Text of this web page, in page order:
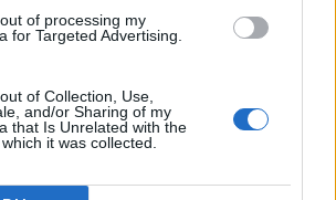
of processing my
for Targeted Advertising.
of Collection, Use,
and/or Sharing of my
that Is Unrelated with the
it was collected.
ξανά: Γυρίζουμε τα
πίσω γιατί… έτσι συνηθίσαμε
στις 04:00 τα ξημερώματα, θα
παράλογο ευρωπαϊκό ραντεβού με τον